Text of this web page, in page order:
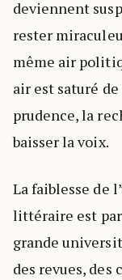
deviennent
rester
même air
air est saturé de
prudence, la
baisser la voix.
La faiblesse de
littéraire est
grande
des revues, des